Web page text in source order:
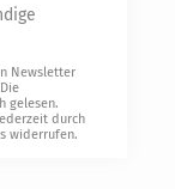
Newsletter
gelesen.
durch
widerrufen.